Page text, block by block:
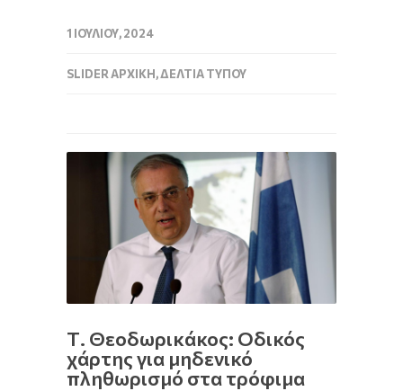
1 ΙΟΥΛΊΟΥ, 2024
SLIDER ΑΡΧΙΚΉ,ΔΕΛΤΊΑ ΤΎΠΟΥ
Τ. Θεοδωρικάκος: Οδικός
χάρτης για μηδενικό
πληθωρισμό στα τρόφιμα